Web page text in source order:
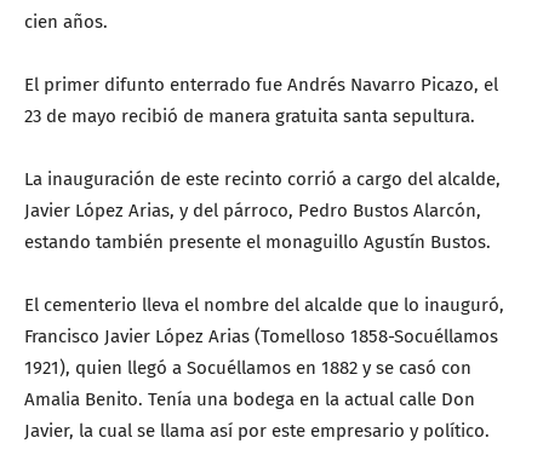
cien años.
El primer difunto enterrado fue Andrés Navarro Picazo, el
23 de mayo recibió de manera gratuita santa sepultura.
La inauguración de este recinto corrió a cargo del alcalde,
Javier López Arias, y del párroco, Pedro Bustos Alarcón,
estando también presente el monaguillo Agustín Bustos.
El cementerio lleva el nombre del alcalde que lo inauguró,
Francisco Javier López Arias (Tomelloso 1858-Socuéllamos
1921), quien llegó a Socuéllamos en 1882 y se casó con
Amalia Benito. Tenía una bodega en la actual calle Don
Javier, la cual se llama así por este empresario y político.